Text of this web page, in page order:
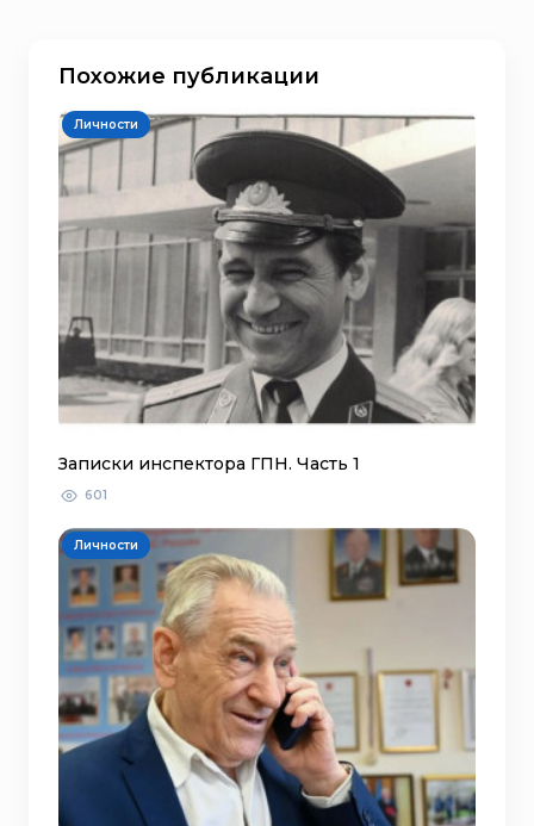
Похожие публикации
Личности
Записки инспектора ГПН. Часть 1
601
Личности